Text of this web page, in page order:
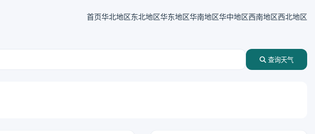
首页华北地区东北地区华东地区华南地区华中地区西南地区西北地区
查询天气